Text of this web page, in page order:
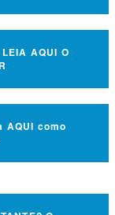
AQUI O
AQUI como